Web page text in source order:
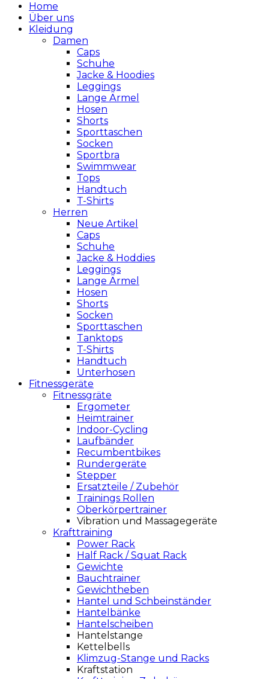
Home
Über uns
Kleidung
Damen
Caps
Schuhe
Jacke & Hoodies
Leggings
Lange Ärmel
Hosen
Shorts
Sporttaschen
Socken
Sportbra
Swimmwear
Tops
Handtuch
T-Shirts
Herren
Neue Artikel
Caps
Schuhe
Jacke & Hoddies
Leggings
Lange Ärmel
Hosen
Shorts
Socken
Sporttaschen
Tanktops
T-Shirts
Handtuch
Unterhosen
Fitnessgeräte
Fitnessgräte
Ergometer
Heimtrainer
Indoor-Cycling
Laufbänder
Recumbentbikes
Rundergeräte
Stepper
Ersatzteile / Zubehör
Trainings Rollen
Oberkörpertrainer
Vibration und Massagegeräte
Krafttraining
Power Rack
Half Rack / Squat Rack
Gewichte
Bauchtrainer
Gewichtheben
Hantel und Schbeinständer
Hantelbänke
Hantelscheiben
Hantelstange
Kettelbells
Klimzug-Stange und Racks
Kraftstation